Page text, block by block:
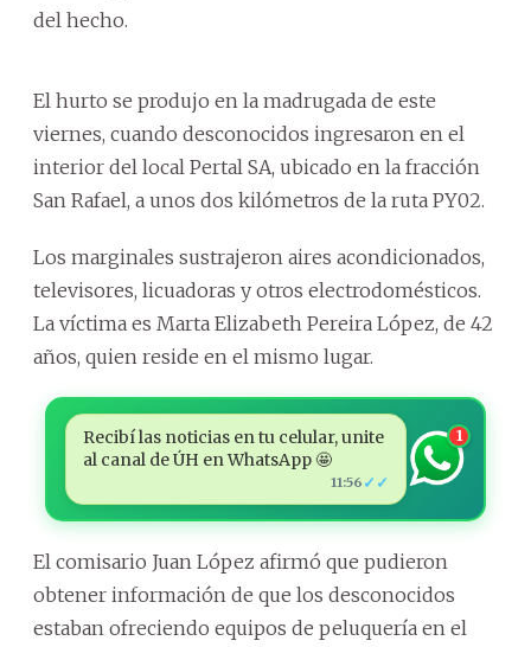
del hecho.
El hurto se produjo en la madrugada de este
viernes, cuando desconocidos ingresaron en el
interior del local Pertal SA, ubicado en la fracción
San Rafael, a unos dos kilómetros de la ruta PY02.
Los marginales sustrajeron aires acondicionados,
televisores, licuadoras y otros electrodomésticos.
La víctima es Marta Elizabeth Pereira López, de 42
años, quien reside en el mismo lugar.
Recibí las noticias en tu celular, unite
al canal de ÚH en WhatsApp 🤩
11:56 ✓✓
1
El comisario Juan López afirmó que pudieron
obtener información de que los desconocidos
estaban ofreciendo equipos de peluquería en el